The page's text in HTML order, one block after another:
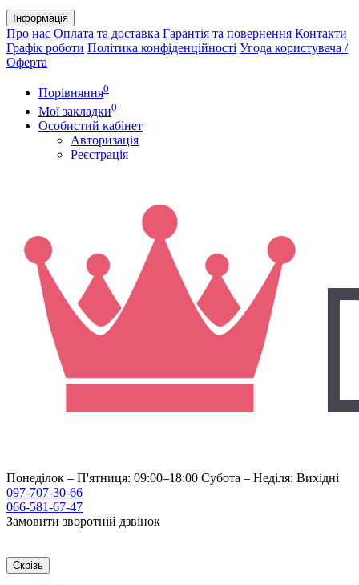
Інформація
Про нас Оплата та доставка Гарантія та повернення Контакти
Графік роботи Політика конфіденційності Угода користувача /
Оферта
Порівняння0
Мої закладки0
Особистий кабінет
Авторизація
Реєстрація
Понеділок – П'ятниця: 09:00–18:00 Субота – Неділя: Вихідні
097-707-30-66
066-581-67-47
Замовити зворотній дзвінок
Скрізь